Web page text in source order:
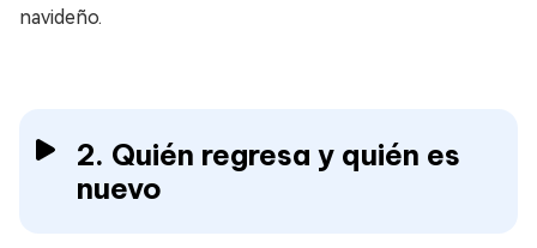
navideño.
2. Quién regresa y quién es
nuevo